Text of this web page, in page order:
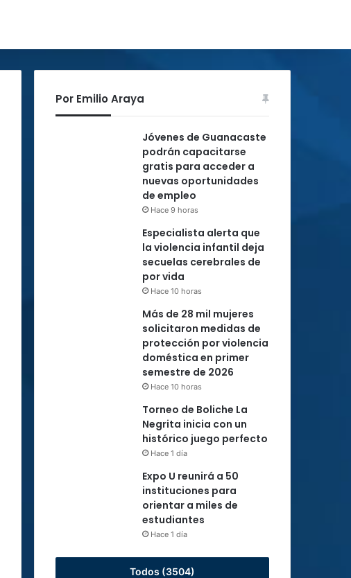
Por Emilio Araya
Jóvenes de Guanacaste
podrán capacitarse
gratis para acceder a
nuevas oportunidades
de empleo
Hace 9 horas
Especialista alerta que
la violencia infantil deja
secuelas cerebrales de
por vida
Hace 10 horas
Más de 28 mil mujeres
solicitaron medidas de
protección por violencia
doméstica en primer
semestre de 2026
Hace 10 horas
Torneo de Boliche La
Negrita inicia con un
histórico juego perfecto
Hace 1 día
Expo U reunirá a 50
instituciones para
orientar a miles de
estudiantes
Hace 1 día
Todos (3504)